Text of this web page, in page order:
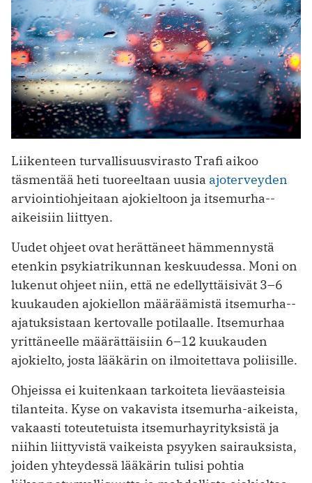
Liikenteen turvallisuusvirasto Trafi aikoo
täsmentää heti tuoreeltaan uusia ajoterveyden
arviointiohjeitaan ajokieltoon ja itsemurha-­
aikeisiin liittyen.
Uudet ohjeet ovat herättäneet hämmennystä
etenkin psykiatrikunnan keskuudessa. Moni on
lukenut ohjeet niin, että ne edellyttäisivät 3–6
kuukauden ajokiellon määräämistä itsemurha-­
ajatuksistaan kertovalle potilaalle. Itsemurhaa
yrittäneelle määrättäisiin 6–12 kuukauden
ajokielto, josta lääkärin on ilmoitettava poliisille.
Ohjeissa ei kuitenkaan tarkoiteta lieväasteisia
tilanteita. Kyse on vakavista itsemurha-aikeista,
vakaasti toteutetuista itsemurhayrityksistä ja
niihin liittyvistä vaikeista psyyken sairauksista,
joiden yhteydessä lääkärin tulisi pohtia